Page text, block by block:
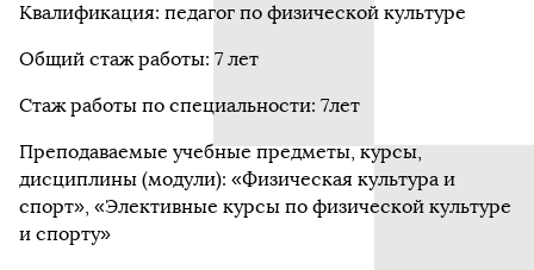
Квалификация: педагог по физической культуре
Общий стаж работы: 7 лет
Стаж работы по специальности: 7лет
Преподаваемые учебные предметы, курсы,
дисциплины (модули): «Физическая культура и
спорт», «Элективные курсы по физической культуре
и спорту»